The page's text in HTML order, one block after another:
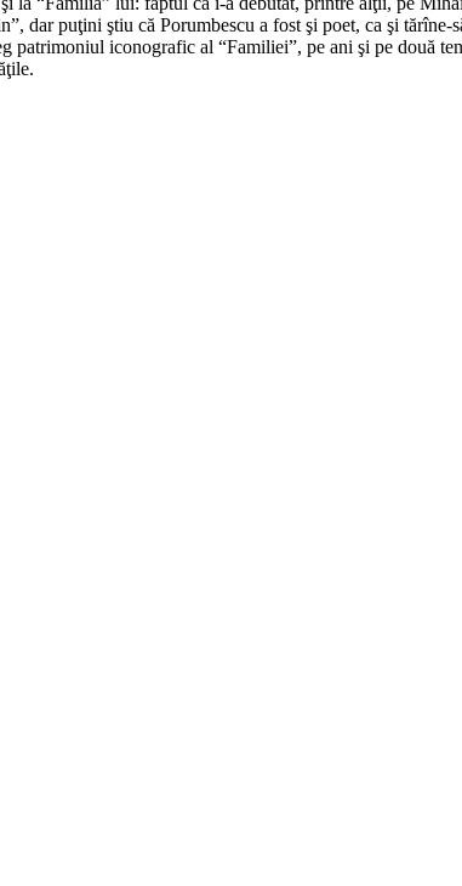
dar puţini ştiu că Porumbescu a fost şi poet, ca şi tărîne-
patrimoniul iconografic al “Familiei”, pe ani şi pe două